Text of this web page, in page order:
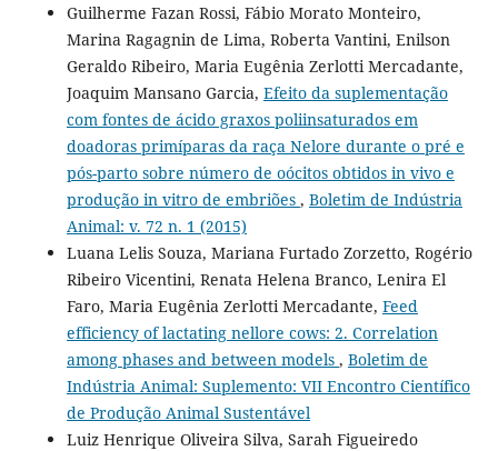
Guilherme Fazan Rossi, Fábio Morato Monteiro,
Marina Ragagnin de Lima, Roberta Vantini, Enilson
Geraldo Ribeiro, Maria Eugênia Zerlotti Mercadante,
Joaquim Mansano Garcia, Efeito da suplementação
com fontes de ácido graxos poliinsaturados em
doadoras primíparas da raça Nelore durante o pré e
pós-parto sobre número de oócitos obtidos in vivo e
produção in vitro de embriões , Boletim de Indústria
Animal: v. 72 n. 1 (2015)
Luana Lelis Souza, Mariana Furtado Zorzetto, Rogério
Ribeiro Vicentini, Renata Helena Branco, Lenira El
Faro, Maria Eugênia Zerlotti Mercadante, Feed
efficiency of lactating nellore cows: 2. Correlation
among phases and between models , Boletim de
Indústria Animal: Suplemento: VII Encontro Científico
de Produção Animal Sustentável
Luiz Henrique Oliveira Silva, Sarah Figueiredo